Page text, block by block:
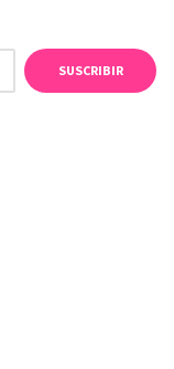
SUSCRIBIR